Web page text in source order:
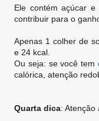
Ele contém açúcar
contribuir para o
Apenas 1 colher de
e 24 kcal.
Ou seja: se você tem
calórica, atenção
Quarta dica: Atenção